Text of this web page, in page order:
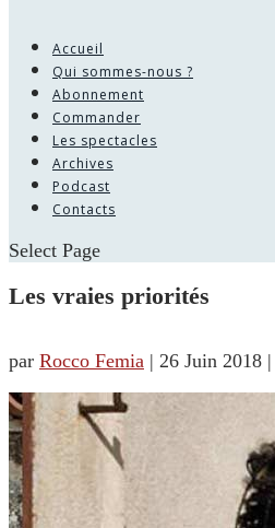
Accueil
Qui sommes-nous ?
Abonnement
Commander
Les spectacles
Archives
Podcast
Contacts
Select Page
Les vraies priorités
par Rocco Femia | 26 Juin 2018 |